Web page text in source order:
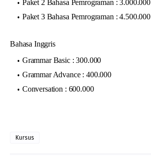
Paket 2 Bahasa Pemrograman : 3.000.000
Paket 3 Bahasa Pemrograman : 4.500.000
Bahasa Inggris
Grammar Basic : 300.000
Grammar Advance : 400.000
Conversation : 600.000
Kursus